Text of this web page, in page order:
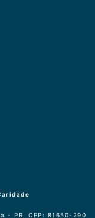
- PR, CEP: 81650-290